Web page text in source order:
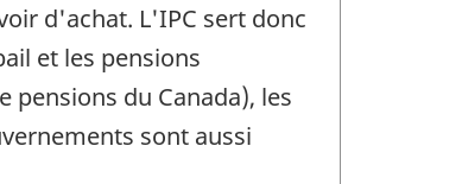
d'achat. L'IPC sert donc
et les pensions
pensions du Canada), les
sont aussi